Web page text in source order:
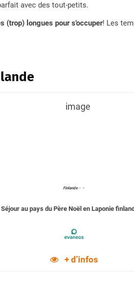
avec des tout-petits.
(trop) longues pour s'occuper! Les
Finlande– –
Séjour au pays du Père Noël en Laponie
+ d’infos